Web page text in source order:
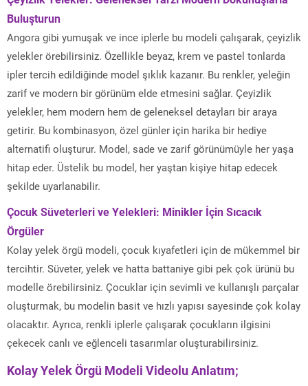
Buluşturun
Angora gibi yumuşak ve ince iplerle bu modeli çalışarak, çeyizlik
yelekler örebilirsiniz. Özellikle beyaz, krem ve pastel tonlarda
ipler tercih edildiğinde model şıklık kazanır. Bu renkler, yeleğin
zarif ve modern bir görünüm elde etmesini sağlar. Çeyizlik
yelekler, hem modern hem de geleneksel detayları bir araya
getirir. Bu kombinasyon, özel günler için harika bir hediye
alternatifi oluşturur. Model, sade ve zarif görünümüyle her yaşa
hitap eder. Üstelik bu model, her yaştan kişiye hitap edecek
şekilde uyarlanabilir.
Çocuk Süveterleri ve Yelekleri: Minikler İçin Sıcacık
Örgüler
Kolay yelek örgü modeli, çocuk kıyafetleri için de mükemmel bir
tercihtir. Süveter, yelek ve hatta battaniye gibi pek çok ürünü bu
modelle örebilirsiniz. Çocuklar için sevimli ve kullanışlı parçalar
oluşturmak, bu modelin basit ve hızlı yapısı sayesinde çok kolay
olacaktır. Ayrıca, renkli iplerle çalışarak çocukların ilgisini
çekecek canlı ve eğlenceli tasarımlar oluşturabilirsiniz.
Kolay Yelek Örgü Modeli Videolu Anlatım;